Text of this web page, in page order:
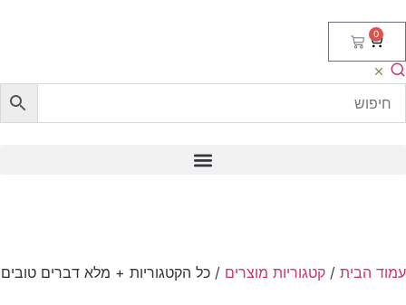
0
הבית/קטגוריות מוצרים/ כל הקטגוריות + מלא דברים טובים